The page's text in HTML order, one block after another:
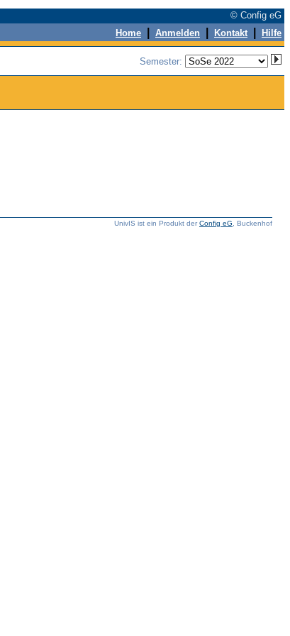
© Config eG
Home Anmelden Kontakt Hilfe
Semester:
UnivIS ist ein Produkt derConfig eG , Buckenhof